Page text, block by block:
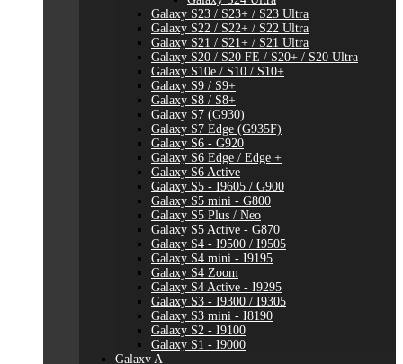
Galaxy S23 / S23+ / S23 Ultra
Galaxy S22 / S22+ / S22 Ultra
Galaxy S21 / S21+ / S21 Ultra
Galaxy S20 / S20 FE / S20+ / S20 Ultra
Galaxy S10e / S10 / S10+
Galaxy S9 / S9+
Galaxy S8 / S8+
Galaxy S7 (G930)
Galaxy S7 Edge (G935F)
Galaxy S6 - G920
Galaxy S6 Edge / Edge +
Galaxy S6 Active
Galaxy S5 - I9605 / G900
Galaxy S5 mini - G800
Galaxy S5 Plus / Neo
Galaxy S5 Active - G870
Galaxy S4 - I9500 / I9505
Galaxy S4 mini - I9195
Galaxy S4 Zoom
Galaxy S4 Active - I9295
Galaxy S3 - I9300 / I9305
Galaxy S3 mini - I8190
Galaxy S2 - I9100
Galaxy S1 - I9000
Galaxy A